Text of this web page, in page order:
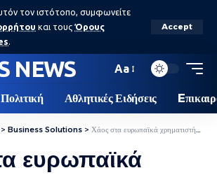
τον ιστότοπο, συμφωνείτε
και τους Όρους
.
Accept
NEWS Aa
Πολιτική Αθλητικές Ειδήσεις
> Business Solutions > Χάος στα ευρωπαϊκά χρηματιστήρια – Οι μετοχές κολοσσών που έπληξαν οι δασμοί του Τραμπ
ευρωπαϊκά